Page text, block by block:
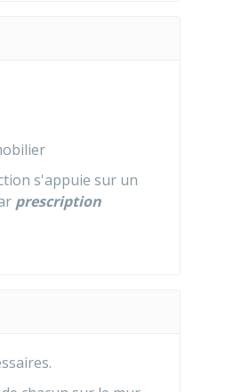
s'appuie sur un
prescription